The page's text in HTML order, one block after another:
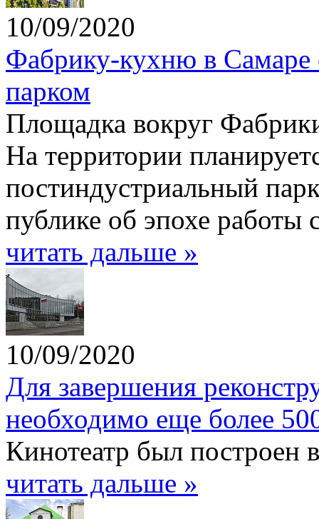
10/09/2020
Фабрику-кухню в Самаре
парком
Площадка вокруг
На территории
постиндустриальный
публике об эпохе работы
читать дальше »
10/09/2020
Для завершения
необходимо еще более
Кинотеатр был построен
читать дальше »